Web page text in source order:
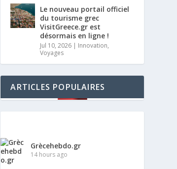
Le nouveau portail officiel
du tourisme grec
VisitGreece.gr est
désormais en ligne !
Jul 10, 2026 | Innovation,
Voyages
ARTICLES POPULAIRES
Grècehebdo.gr
14 hours ago